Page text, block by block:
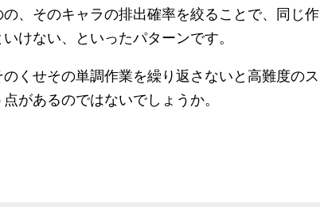
、そのキャラの排出確率を絞ることで、同じ作
けない、といったパターンです。
のくせその単調作業を繰り返さないと高難度のス
があるのではないでしょうか。